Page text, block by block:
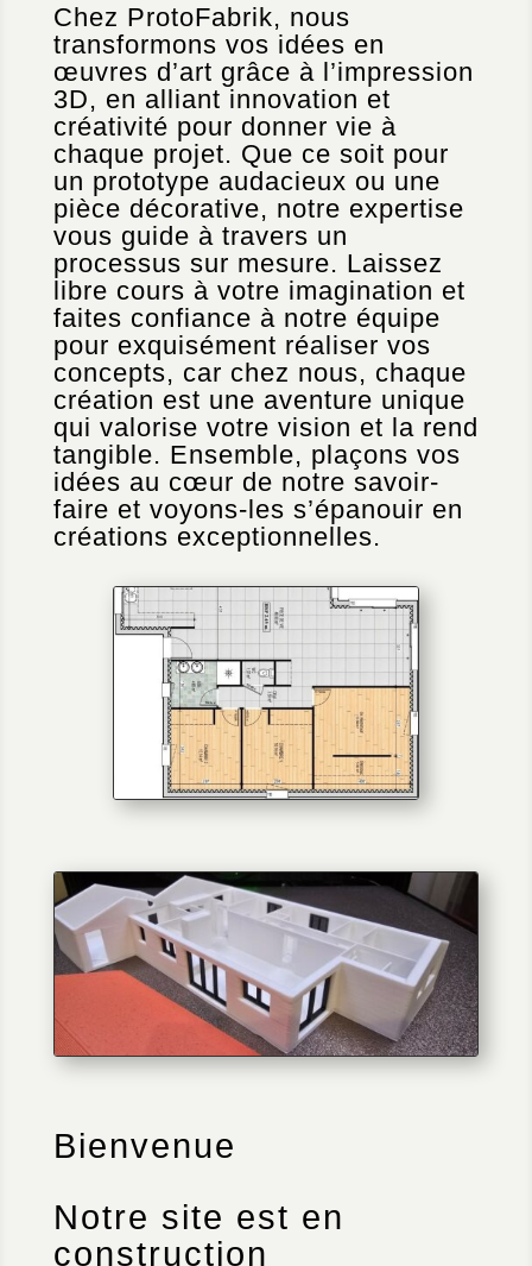
Chez ProtoFabrik, nous
transformons vos idées en
œuvres d’art grâce à l’impression
3D, en alliant innovation et
créativité pour donner vie à
chaque projet. Que ce soit pour
un prototype audacieux ou une
pièce décorative, notre expertise
vous guide à travers un
processus sur mesure. Laissez
libre cours à votre imagination et
faites confiance à notre équipe
pour exquisément réaliser vos
concepts, car chez nous, chaque
création est une aventure unique
qui valorise votre vision et la rend
tangible. Ensemble, plaçons vos
idées au cœur de notre savoir-
faire et voyons-les s’épanouir en
créations exceptionnelles.
Bienvenue
Notre site est en
construction